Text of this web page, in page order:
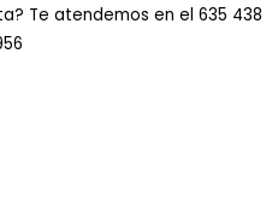
Te atendemos en el 635 438